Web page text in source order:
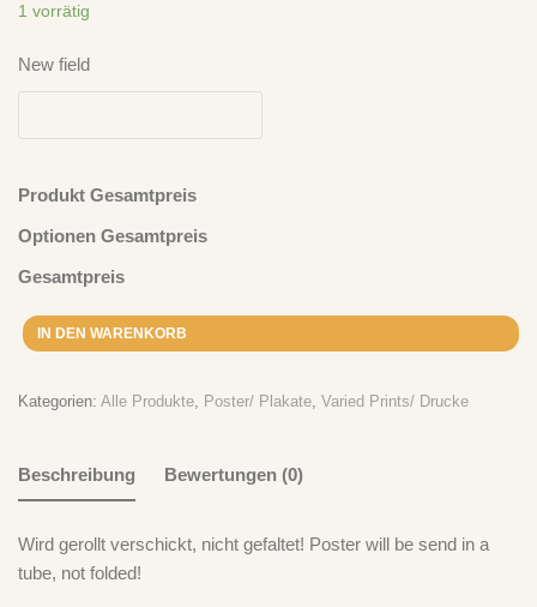
1 vorrätig
New field
Produkt Gesamtpreis
Optionen Gesamtpreis
Gesamtpreis
IN DEN WARENKORB
Kategorien: Alle Produkte Poster/ Plakate Varied Prints/ Drucke
Beschreibung Bewertungen (0)
Wird gerollt verschickt, nicht gefaltet! Poster will be send in a
tube, not folded!
Ich Bin Doofzu„Take It Easy“ – Der Plan spielt Der Plan – LP